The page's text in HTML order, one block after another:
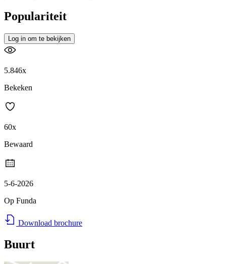
Populariteit
Log in om te bekijken
5.846x
Bekeken
60x
Bewaard
5-6-2026
Op Funda
Download brochure
Buurt